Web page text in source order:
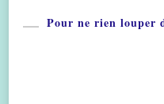
Pour ne rien louper